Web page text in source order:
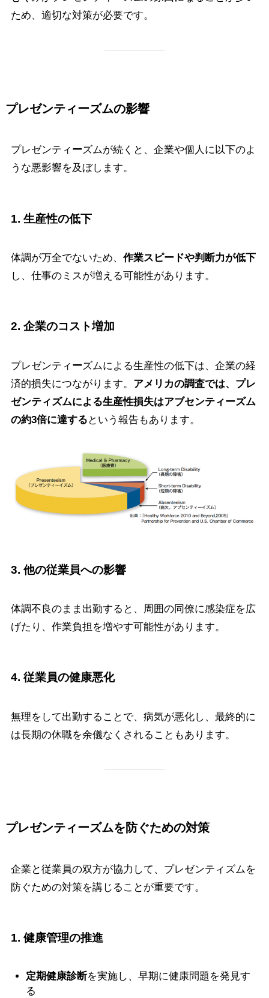
ため、適切な対策が必要です。
プレゼンティーズムの影響
プレゼンティ ーズムが続くと、企業や個人に以下のよ
うな悪影響を及ぼします。
1. 生産性の低下
体調が万全でないため、 作業スピードや判断力が低下
し、仕事のミスが増える可能性があります。
2. 企業のコスト増加
プレゼンティ ーズムによる生産性の低下は、企業の経
済的損失につながります。 アメリカの調査では、プレ
ゼンティズムによる生産性損失はアブセンティーズム
の約3倍に達する という報告もあります。
3. 他の従業員への影響
体調不良のまま出勤すると、周囲の同僚に感染症を広
げたり、作業負担を増やす可能性があります。
4. 従業員の健康悪化
無理をして出勤することで、病気が悪化し、最終的に
は長期の休職を余儀なくされることもあります。
プレゼンティーズムを防ぐための対策
企業と従業員の双方が協力して、プレゼンティズムを
防ぐための対策を講じることが重要です。
1. 健康管理の推進
定期健康診断を実施し、早期に健康問題を発見す
る